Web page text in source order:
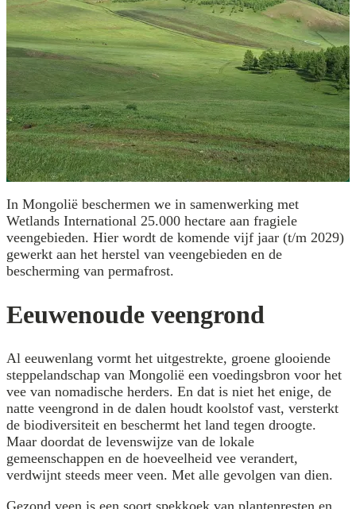
In Mongolië beschermen we in samenwerking met
Wetlands International 25.000 hectare aan fragiele
veengebieden. Hier wordt de komende vijf jaar (t/m 2029)
gewerkt aan het herstel van veengebieden en de
bescherming van permafrost.
Eeuwenoude veengrond
Al eeuwenlang vormt het uitgestrekte, groene glooiende
steppelandschap van Mongolië een voedingsbron voor het
vee van nomadische herders. En dat is niet het enige, de
natte veengrond in de dalen houdt koolstof vast, versterkt
de biodiversiteit en beschermt het land tegen droogte.
Maar doordat de levenswijze van de lokale
gemeenschappen en de hoeveelheid vee verandert,
verdwijnt steeds meer veen. Met alle gevolgen van dien.
Gezond veen is een soort spekkoek van plantenresten en